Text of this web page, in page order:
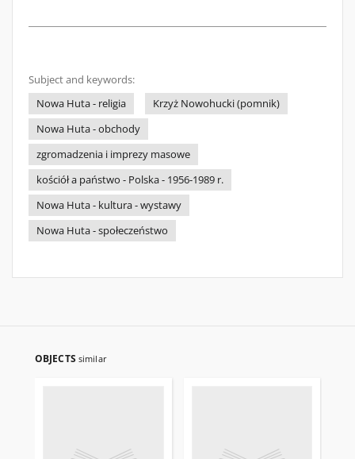
Subject and keywords:
Nowa Huta - religia
Krzyż Nowohucki (pomnik)
Nowa Huta - obchody
zgromadzenia i imprezy masowe
kościół a państwo - Polska - 1956-1989 r.
Nowa Huta - kultura - wystawy
Nowa Huta - społeczeństwo
OBJECTS similar